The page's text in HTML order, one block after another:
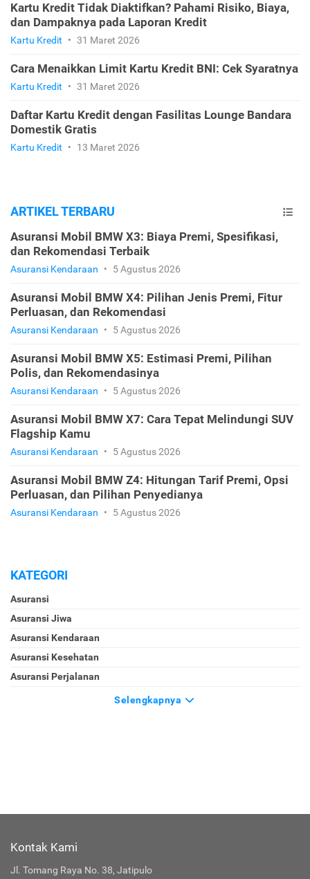
Kartu Kredit Tidak Diaktifkan? Pahami Risiko, Biaya,
dan Dampaknya pada Laporan Kredit
Kartu Kredit • 31 Maret 2026
Cara Menaikkan Limit Kartu Kredit BNI: Cek Syaratnya
Kartu Kredit • 31 Maret 2026
Daftar Kartu Kredit dengan Fasilitas Lounge Bandara
Domestik Gratis
Kartu Kredit • 13 Maret 2026
ARTIKEL TERBARU
Asuransi Mobil BMW X3: Biaya Premi, Spesifikasi,
dan Rekomendasi Terbaik
Asuransi Kendaraan • 5 Agustus 2026
Asuransi Mobil BMW X4: Pilihan Jenis Premi, Fitur
Perluasan, dan Rekomendasi
Asuransi Kendaraan • 5 Agustus 2026
Asuransi Mobil BMW X5: Estimasi Premi, Pilihan
Polis, dan Rekomendasinya
Asuransi Kendaraan • 5 Agustus 2026
Asuransi Mobil BMW X7: Cara Tepat Melindungi SUV
Flagship Kamu
Asuransi Kendaraan • 5 Agustus 2026
Asuransi Mobil BMW Z4: Hitungan Tarif Premi, Opsi
Perluasan, dan Pilihan Penyedianya
Asuransi Kendaraan • 5 Agustus 2026
KATEGORI
Asuransi
Asuransi Jiwa
Asuransi Kendaraan
Asuransi Kesehatan
Asuransi Perjalanan
Selengkapnya
Kontak Kami
Jl. Tomang Raya No. 38, Jatipulo